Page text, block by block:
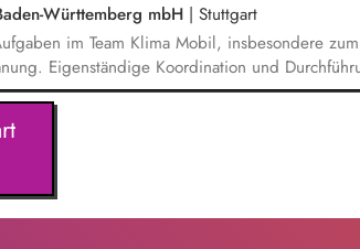
Württemberg mbH | Stuttgart
im Team Klima Mobil, insbesondere zum
Eigenständige Koordination und
sowie Websitepflege
der Vorbereitung und Durchführung von
Präsenz). Recherchetätigkeiten und Erstellung
und Datenbanken.